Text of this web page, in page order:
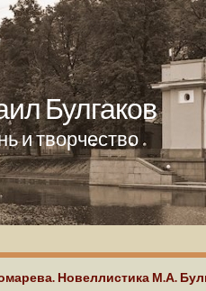
Булгаков
и творчество
Новеллистика М.А.